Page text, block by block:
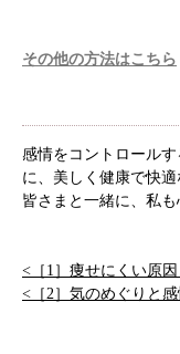
その他の方法はこちら
感情をコントロール
に、美しく健康で快適
皆さまと一緒に、私
<［1］痩せにくい原
<［2］気のめぐりと